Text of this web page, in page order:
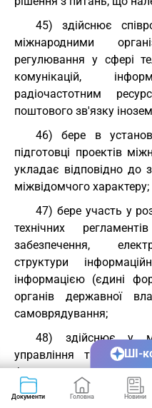
45) здійснює
міжнародними
регулювання у сфері
комунікацій,
радіочастотним
поштового зв'язку
46) бере в
підготовці проектів
укладає відповідно до
міжвідомчого характеру;
47) бере участь у
технічних
забезпечення,
структури
інформацією (єдині
органів державної
самоврядування;
48) здійснює у
управління та
формування та
електронних
Документи Головна Новини
ШІ-